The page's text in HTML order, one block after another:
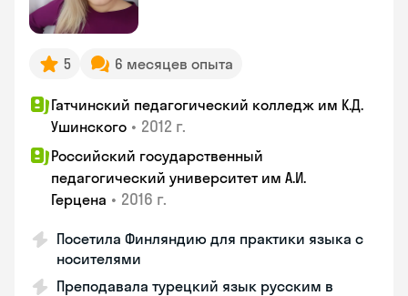
5 6 месяцев опыта
Гатчинский педагогический колледж им К.Д.
Ушинского • 2012 г.
Российский государственный
педагогический университет им А.И.
Герцена • 2016 г.
Посетила Финляндию для практики языка с
носителями
Преподавала турецкий язык русским в